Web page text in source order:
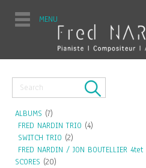
MENU
ALBUMS (7)
FRED NARDIN TRIO (4)
SWITCH TRIO (2)
FRED NARDIN / JON BOUTELLIER 4tet
SCORES (20)